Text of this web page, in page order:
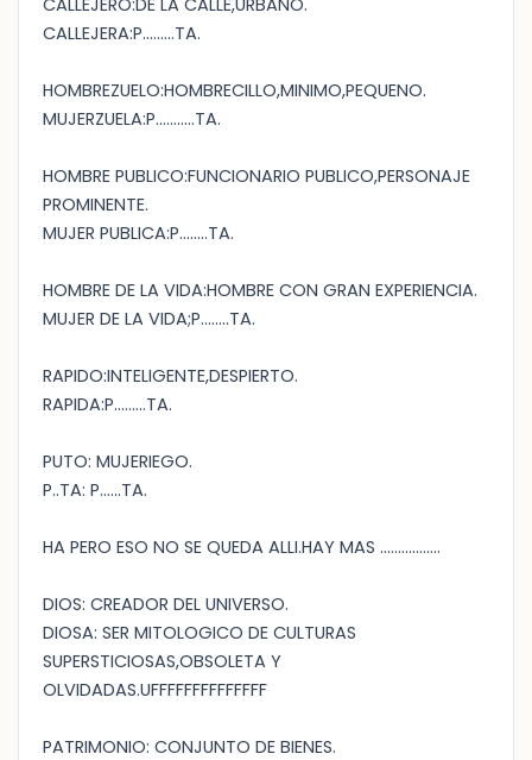
CALLEJERO:DE LA CALLE,URBANO.
CALLEJERA:P.........TA.
HOMBREZUELO:HOMBRECILLO,MINIMO,PEQUENO.
MUJERZUELA:P...........TA.
HOMBRE PUBLICO:FUNCIONARIO PUBLICO,PERSONAJE
PROMINENTE.
MUJER PUBLICA:P........TA.
HOMBRE DE LA VIDA:HOMBRE CON GRAN EXPERIENCIA.
MUJER DE LA VIDA;P........TA.
RAPIDO:INTELIGENTE,DESPIERTO.
RAPIDA:P.........TA.
PUTO: MUJERIEGO.
P..TA: P......TA.
HA PERO ESO NO SE QUEDA ALLI.HAY MAS .................
DIOS: CREADOR DEL UNIVERSO.
DIOSA: SER MITOLOGICO DE CULTURAS
SUPERSTICIOSAS,OBSOLETA Y
OLVIDADAS.UFFFFFFFFFFFFFF
PATRIMONIO: CONJUNTO DE BIENES.